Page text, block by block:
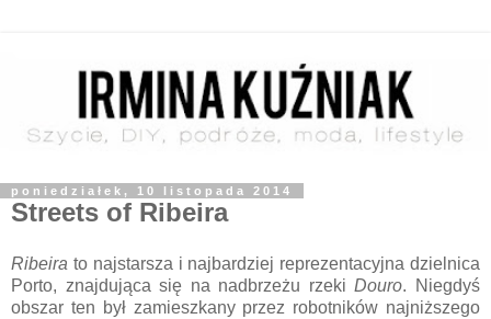
poniedziałek, 10 listopada 2014
Streets of Ribeira
Ribeira to najstarsza i najbardziej reprezentacyjna dzielnica
Porto, znajdująca się na nadbrzeżu rzekiDouro. Niegdyś
obszar ten był zamieszkany przez robotników najniższego